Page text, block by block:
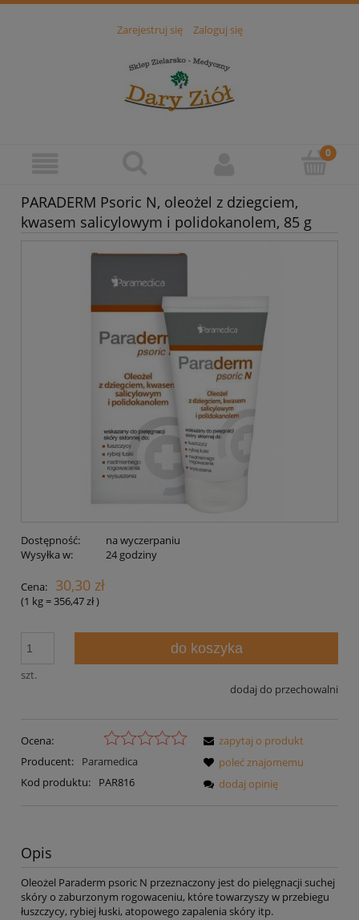
Zarejestruj się Zaloguj się
PARADERM Psoric N, oleożel z dziegciem,
kwasem salicylowym i polidokanolem, 85 g
Dostępność:
na wyczerpaniu
Wysyłka w:
24 godziny
Cena: 30,30 zł
(1 kg=356,47 zł)
szt.
do koszyka
dodaj do przechowalni
Ocena:
Producent:
Paramedica
Kod produktu:
PAR816
zapytaj o produkt
poleć znajomemu
dodaj opinię
Opis
Oleożel Paraderm psoric N przeznaczony jest do pielęgnacji suchej
skóry o zaburzonym rogowaceniu, które towarzyszy w przebiegu
łuszczycy, rybiej łuski, atopowego zapalenia skóry itp.